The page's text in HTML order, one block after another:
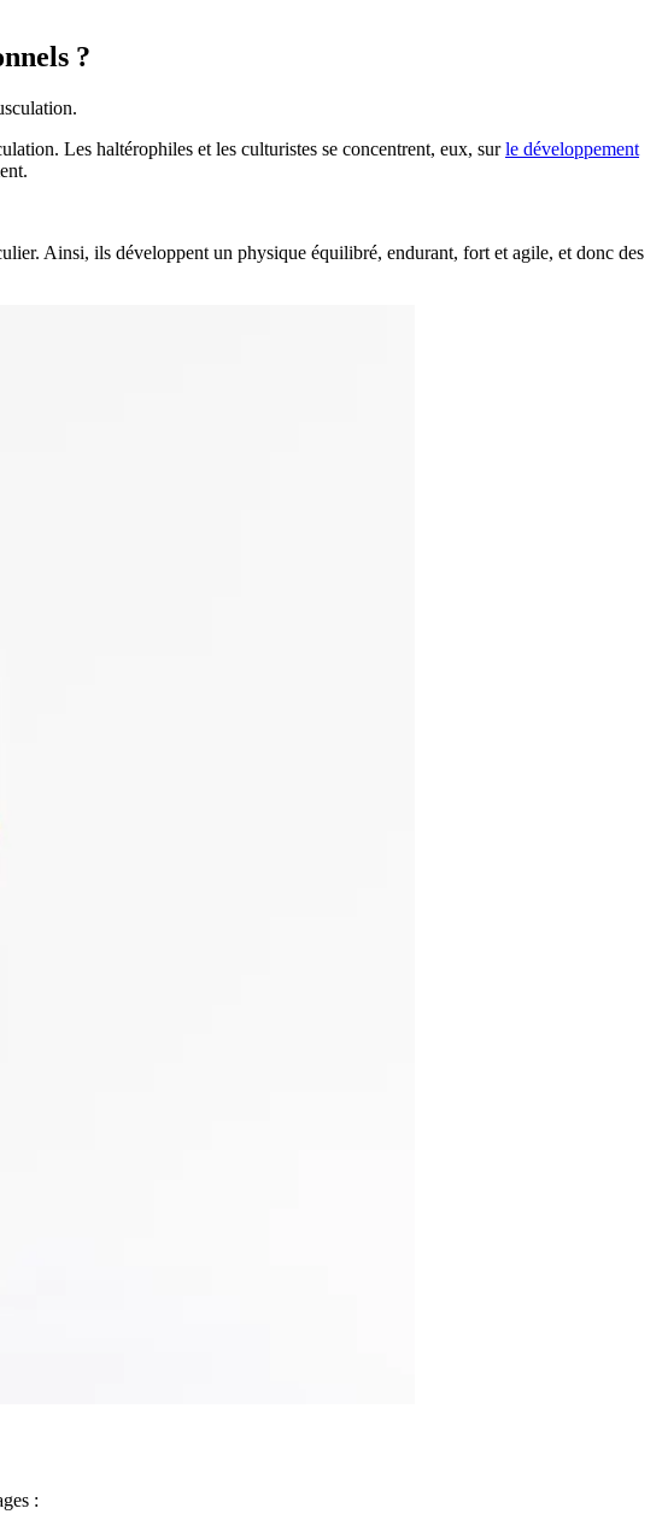
?
Les haltérophiles et les culturistes se concentrent, eux, surle développement
Ainsi, ils développent un physique équilibré, endurant, fort et agile, et donc des
: